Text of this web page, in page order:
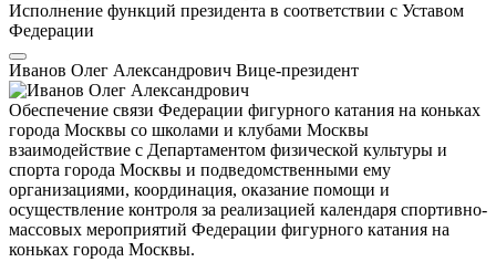
Исполнение функций президента в соответствии с Уставом
Федерации
Иванов Олег Александрович Вице-президент
Обеспечение связи Федерации фигурного катания на коньках
города Москвы со школами и клубами Москвы
взаимодействие с Департаментом физической культуры и
спорта города Москвы и подведомственными ему
организациями, координация, оказание помощи и
осуществление контроля за реализацией календаря спортивно-
массовых мероприятий Федерации фигурного катания на
коньках города Москвы.